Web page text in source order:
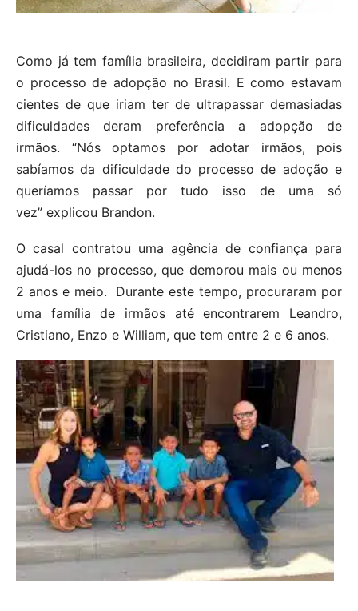
Como já tem família brasileira, decidiram partir para
o processo de adopção no Brasil. E como estavam
cientes de que iriam ter de ultrapassar demasiadas
dificuldades deram preferência a adopção de
irmãos. “Nós optamos por adotar irmãos, pois
sabíamos da dificuldade do processo de adoção e
queríamos passar por tudo isso de uma só
vez” explicou Brandon.
O casal contratou uma agência de confiança para
ajudá-los no processo, que demorou mais ou menos
2 anos e meio. Durante este tempo, procuraram por
uma família de irmãos até encontrarem Leandro,
Cristiano, Enzo e William, que tem entre 2 e 6 anos.